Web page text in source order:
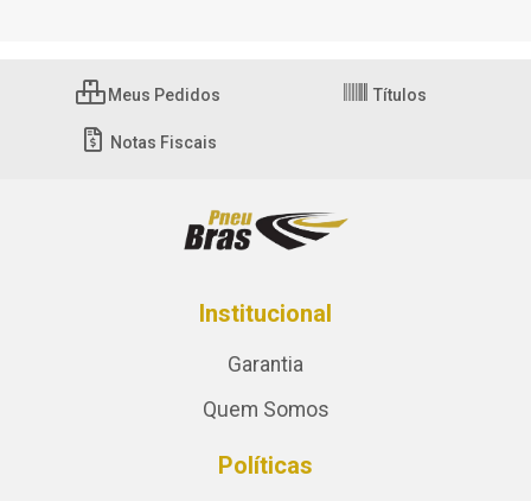
Meus Pedidos Títulos
Notas Fiscais
Institucional
Garantia
Quem Somos
Políticas